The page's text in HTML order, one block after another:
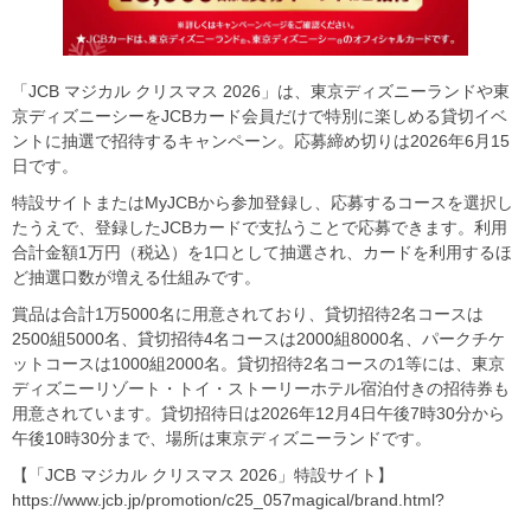
「JCB マジカル クリスマス 2026」は、東京ディズニーランドや東
京ディズニーシーをJCBカード会員だけで特別に楽しめる貸切イベ
ントに抽選で招待するキャンペーン。応募締め切りは2026年6月15
日です。
特設サイトまたはMyJCBから参加登録し、応募するコースを選択し
たうえで、登録したJCBカードで支払うことで応募できます。利用
合計金額1万円（税込）を1口として抽選され、カードを利用するほ
ど抽選口数が増える仕組みです。
賞品は合計1万5000名に用意されており、貸切招待2名コースは
2500組5000名、貸切招待4名コースは2000組8000名、パークチケ
ットコースは1000組2000名。貸切招待2名コースの1等には、東京
ディズニーリゾート・トイ・ストーリーホテル宿泊付きの招待券も
用意されています。貸切招待日は2026年12月4日午後7時30分から
午後10時30分まで、場所は東京ディズニーランドです。
【「JCB マジカル クリスマス 2026」特設サイト】
https://www.jcb.jp/promotion/c25_057magical/brand.html?